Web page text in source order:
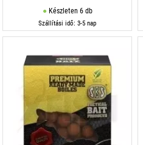
Készleten 6 db
Szállítási idő: 3-5 nap